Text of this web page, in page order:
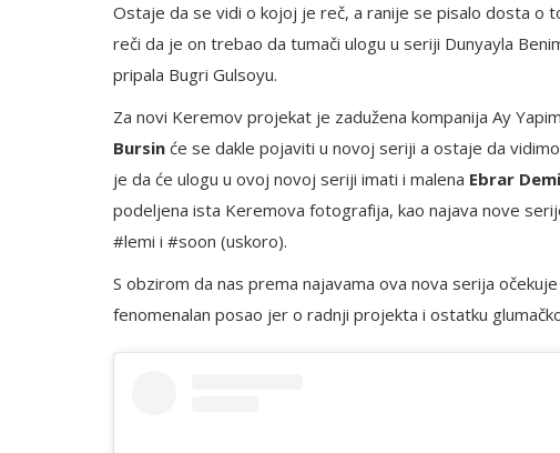
Ostaje da se vidi o kojoj je reč, a ranije se pisalo dosta o
reči da je on trebao da tumači ulogu u seriji Dunyayla
pripala Bugri Gulsoyu.
Za novi Keremov projekat je zadužena kompanija Ay
Bursin će se dakle pojaviti u novoj seriji a ostaje da
je da će ulogu u ovoj novoj seriji imati i malena Ebrar
podeljena ista Keremova fotografija, kao najava nove
#lemi i #soon (uskoro).
S obzirom da nas prema najavama ova nova serija
fenomenalan posao jer o radnji projekta i ostatku